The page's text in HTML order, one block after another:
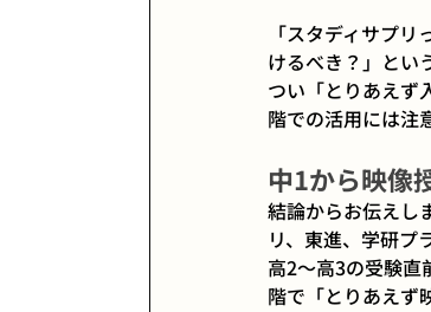
「スタディサプ
けるべき？」とい
つい「とりあえず
階での活用には注
中1から映像
結論からお伝えし
リ、東進、学研
高2〜高3の受験直
階で「とりあえず